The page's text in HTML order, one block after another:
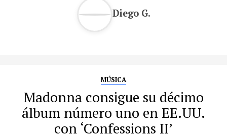
Diego G.
MÚSICA
Madonna consigue su décimo
álbum número uno en EE.UU.
con ‘Confessions II’